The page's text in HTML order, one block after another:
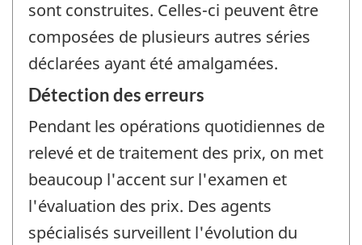
sont construites. Celles-ci peuvent être
composées de plusieurs autres séries
déclarées ayant été amalgamées.
Détection des erreurs
Pendant les opérations quotidiennes de
relevé et de traitement des prix, on met
beaucoup l'accent sur l'examen et
l'évaluation des prix. Des agents
spécialisés surveillent l'évolution du